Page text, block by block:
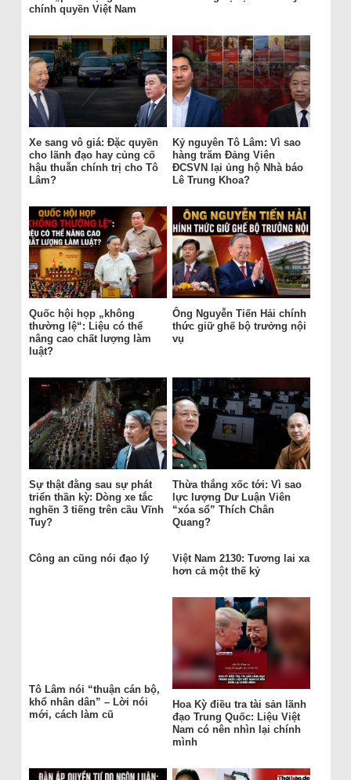
chính quyền Việt Nam
Xe sang vô giá: Đặc quyền
cho lãnh đạo hay củng cố
hậu thuẫn chính trị cho Tô
Lâm?
Kỷ nguyên Tô Lâm: Vì sao
hàng trăm Đảng Viên
ĐCSVN lại ủng hộ Nhà báo
Lê Trung Khoa?
Quốc hội họp „không
thường lệ“: Liệu có thể
nâng cao chất lượng làm
luật?
Ông Nguyễn Tiến Hải chính
thức giữ ghế bộ trưởng nội
vụ
Sự thật đằng sau sự phát
triển thần kỳ: Dòng xe tắc
nghẽn 3 tiếng trên cầu Vĩnh
Tuy?
Thừa thắng xốc tới: Vì sao
lực lượng Dư Luận Viên
“xóa sổ” Thích Chân
Quang?
Công an cũng nói đạo lý
Việt Nam 2130: Tương lai xa
hơn cả một thế kỷ
Tô Lâm nói “thuận cán bộ,
khổ nhân dân” – Lời nói
mới, cách làm cũ
Hoa Kỳ điều tra tài sản lãnh
đạo Trung Quốc: Liệu Việt
Nam có nên nhìn lại chính
mình